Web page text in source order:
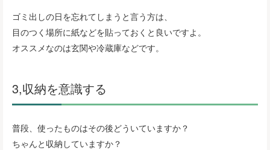
ゴミ出しの日を忘れてしまうと言う方は、
目のつく場所に紙などを貼っておくと良いですよ。
オススメなのは玄関や冷蔵庫などです。
3,収納を意識する
普段、使ったものはその後どういていますか？
ちゃんと収納していますか？